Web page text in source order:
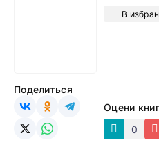
В
Оцени
0
Поделиться